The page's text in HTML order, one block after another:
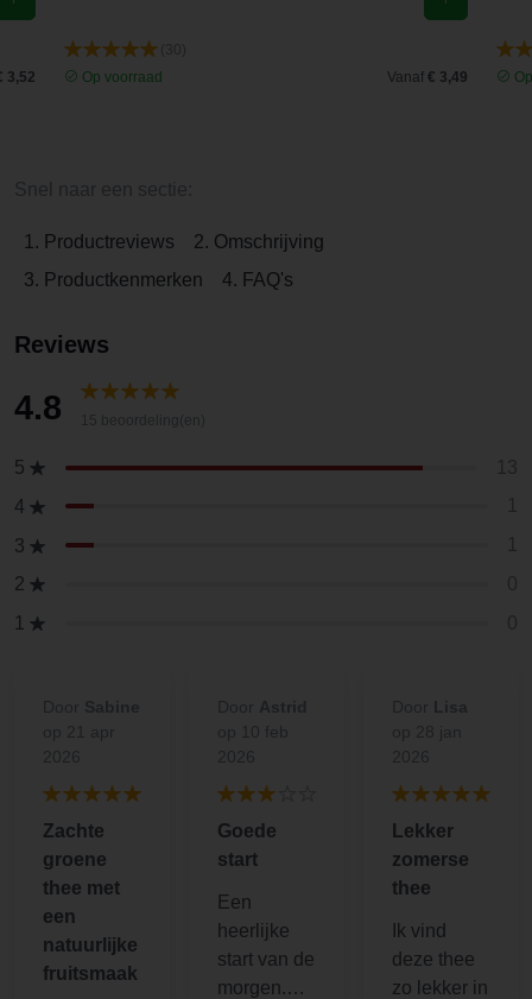
3,52
Op voorraad
Vanaf € 3,49
1. Productreviews
2. Omschrijving
3. Productkenmerken
4. FAQ's
Reviews
4.8
5
4
3
2
1
Zachte
groene
thee met
een
natuurlijke
fruitsmaak
Goede
start
Een
heerlijke
start van de
morgen.
Lekker
zomerse
thee
Ik vind
deze thee
zo lekker in